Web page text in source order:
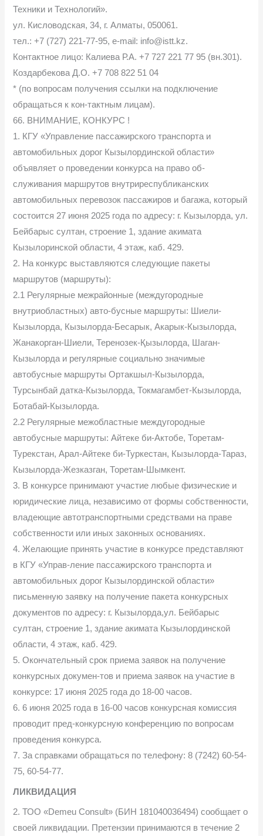
Техники и Технологий».
ул. Кисловодская, 34, г. Алматы, 050061.
тел.: +7 (727) 221-77-95, e-mail: info@istt.kz.
Контактное лицо: Калиева Р.А. +7 727 221 77 95 (вн.301).
Коздарбекова Д.О. +7 708 822 51 04
* (по вопросам получения ссылки на подключение
обращаться к кон-тактным лицам).
66. ВНИМАНИЕ, КОНКУРС !
1. КГУ «Управление пассажирского транспорта и
автомобильных дорог Кызылординской области»
объявляет о проведении конкурса на право об-
служивания маршрутов внутриреспубликанских
автомобильных перевозок пассажиров и багажа, который
состоится 27 июня 2025 года по адресу: г. Кызылорда, ул.
Бейбарыс султан, строение 1, здание акимата
Кызылоринской области, 4 этаж, каб. 429.
2. На конкурс выставляются следующие пакеты
маршрутов (маршруты):
2.1 Регулярные межрайонные (междугородные
внутриобластных) авто-бусные маршруты: Шиели-
Кызылорда, Кызылорда-Бесарык, Акарык-Кызылорда,
Жанакорган-Шиели, Теренозек-Қызылорда, Шаган-
Кызылорда и регулярные социально значимые
автобусные маршруты Ортакшыл-Кызылорда,
Турсынбай датка-Кызылорда, Токмагамбет-Кызылорда,
Ботабай-Кызылорда.
2.2 Регулярные межобластные междугородные
автобусные маршруты: Айтеке би-Актобе, Торетам-
Турекстан, Арал-Айтеке би-Туркестан, Кызылорда-Тараз,
Кызылорда-Жезказган, Торетам-Шымкент.
3. В конкурсе принимают участие любые физические и
юридические лица, независимо от формы собственности,
владеющие автотранспортными средствами на праве
собственности или иных законных основаниях.
4. Желающие принять участие в конкурсе представляют
в КГУ «Управ-ление пассажирского транспорта и
автомобильных дорог Кызылординской области»
письменную заявку на получение пакета конкурсных
документов по адресу: г. Кызылорда,ул. Бейбарыс
султан, строение 1, здание акимата Кызылординской
области, 4 этаж, каб. 429.
5. Окончательный срок приема заявок на получение
конкурсных докумен-тов и приема заявок на участие в
конкурсе: 17 июня 2025 года до 18-00 часов.
6. 6 июня 2025 года в 16-00 часов конкурсная комиссия
проводит пред-конкурсную конференцию по вопросам
проведения конкурса.
7. За справками обращаться по телефону: 8 (7242) 60-54-
75, 60-54-77.
ЛИКВИДАЦИЯ
2. ТОО «Demeu Consult» (БИН 181040036494) сообщает о
своей ликвидации. Претензии принимаются в течение 2